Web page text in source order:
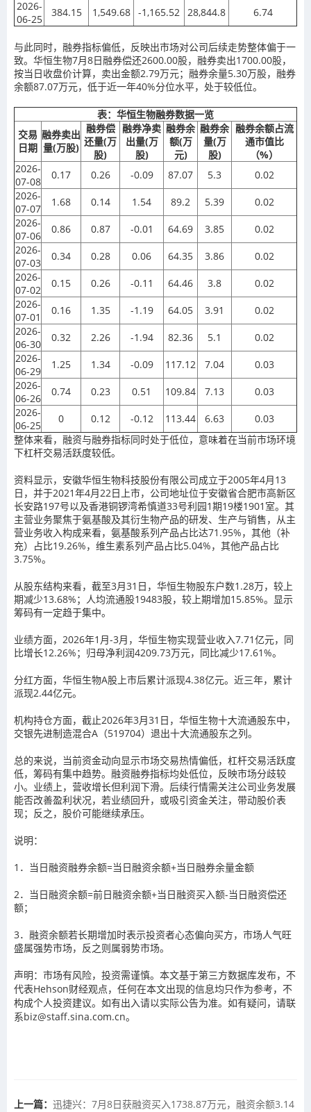
2026-
06-25
384.15 1,549.68 -1,165.52 28,844.8 6.74
与此同时，融券指标偏低，反映出市场对公司后续走势整体偏于一
致。华恒生物7月8日融券偿还2600.00股，融券卖出1700.00股，
按当日收盘价计算，卖出金额2.79万元；融券余量5.30万股，融券
余额87.07万元，低于近一年40%分位水平，处于较低位。
表：华恒生物融券数据一览
交易
日期
融券卖出
量(万股)
融券偿
还量(万
股)
融券净卖
出量(万
股)
融券余
额(万
元)
融券余
量(万
股)
融券余额占流
通市值比
（%）
2026-
07-08
0.17 0.26 -0.09 87.07 5.3
0.02
2026-
07-07
1.68 0.14 1.54 89.2 5.39
0.02
2026-
07-06
0.86 0.87 -0.01 64.69 3.85
0.02
2026-
07-03
0.34 0.28 0.06 64.35 3.86
0.02
2026-
07-02
0.15 0.26 -0.11 64.46 3.8
0.02
2026-
07-01
0.16 1.35 -1.19 64.05 3.91
0.02
2026-
06-30
0.32 2.26 -1.94 82.36 5.1
0.02
2026-
06-29
1.25 1.34 -0.09 117.12 7.04
0.03
2026-
06-26
0.74 0.23 0.51 109.84 7.13
0.03
2026-
06-25
0 0.12 -0.12 113.44 6.63
0.03
整体来看，融资与融券指标同时处于低位，意味着在当前市场环境
下杠杆交易活跃度较低。
资料显示，安徽华恒生物科技股份有限公司成立于2005年4月13
日，并于2021年4月22日上市，公司地址位于安徽省合肥市高新区
长安路197号以及香港铜锣湾希慎道33号利园1期19楼1901室。其
主营业务聚焦于氨基酸及其衍生物产品的研发、生产与销售，从主
营业务收入构成来看，氨基酸系列产品占比达71.95%，其他（补
充）占比19.26%，维生素系列产品占比5.04%，其他产品占比
3.75%。
从股东结构来看，截至3月31日，华恒生物股东户数1.28万，较上
期减少13.68%；人均流通股19483股，较上期增加15.85%。显示
筹码有一定趋于集中。
业绩方面，2026年1月-3月，华恒生物实现营业收入7.71亿元，同
比增长12.26%；归母净利润4209.73万元，同比减少17.61%。
分红方面，华恒生物A股上市后累计派现4.38亿元。近三年，累计
派现2.44亿元。
机构持仓方面，截止2026年3月31日，华恒生物十大流通股东中，
交银先进制造混合A（519704）退出十大流通股东之列。
总的来说，当前资金动向显示市场交易热情偏低，杠杆交易活跃度
低，筹码有集中趋势。融资融券指标均处低位，反映市场分歧较
小。业绩上，营收增长但利润下滑。后续行情需关注公司业务发展
能否改善盈利状况，若业绩回升，或吸引资金关注，带动股价表
现；反之，股价可能继续承压。
说明：
1．当日融资融券余额=当日融资余额+当日融券余量金额
2．当日融资余额=前日融资余额+当日融资买入额-当日融资偿还
额；
3．融资余额若长期增加时表示投资者心态偏向买方，市场人气旺
盛属强势市场，反之则属弱势市场。
声明：市场有风险，投资需谨慎。本文基于第三方数据库发布，不
代表Hehson财经观点，任何在本文出现的信息均只作为参考，不
构成个人投资建议。如有出入请以实际公告为准。如有疑问，请联
系biz@staff.sina.com.cn。
上一篇： 迅捷兴：7月8日获融资买入1738.87万元，融资余额3.14